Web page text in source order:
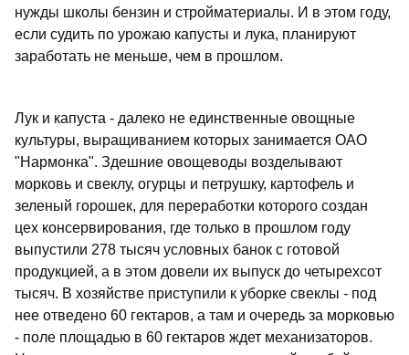
нужды школы бензин и стройматериалы. И в этом году,
если судить по урожаю капусты и лука, планируют
заработать не меньше, чем в прошлом.
Лук и капуста - далеко не единственные овощные
культуры, выращиванием которых занимается ОАО
"Нармонка". Здешние овощеводы возделывают
морковь и свеклу, огурцы и петрушку, картофель и
зеленый горошек, для переработки которого создан
цех консервирования, где только в прошлом году
выпустили 278 тысяч условных банок с готовой
продукцией, а в этом довели их выпуск до четырехсот
тысяч. В хозяйстве приступили к уборке свеклы - под
нее отведено 60 гектаров, а там и очередь за морковью
- поле площадью в 60 гектаров ждет механизаторов.